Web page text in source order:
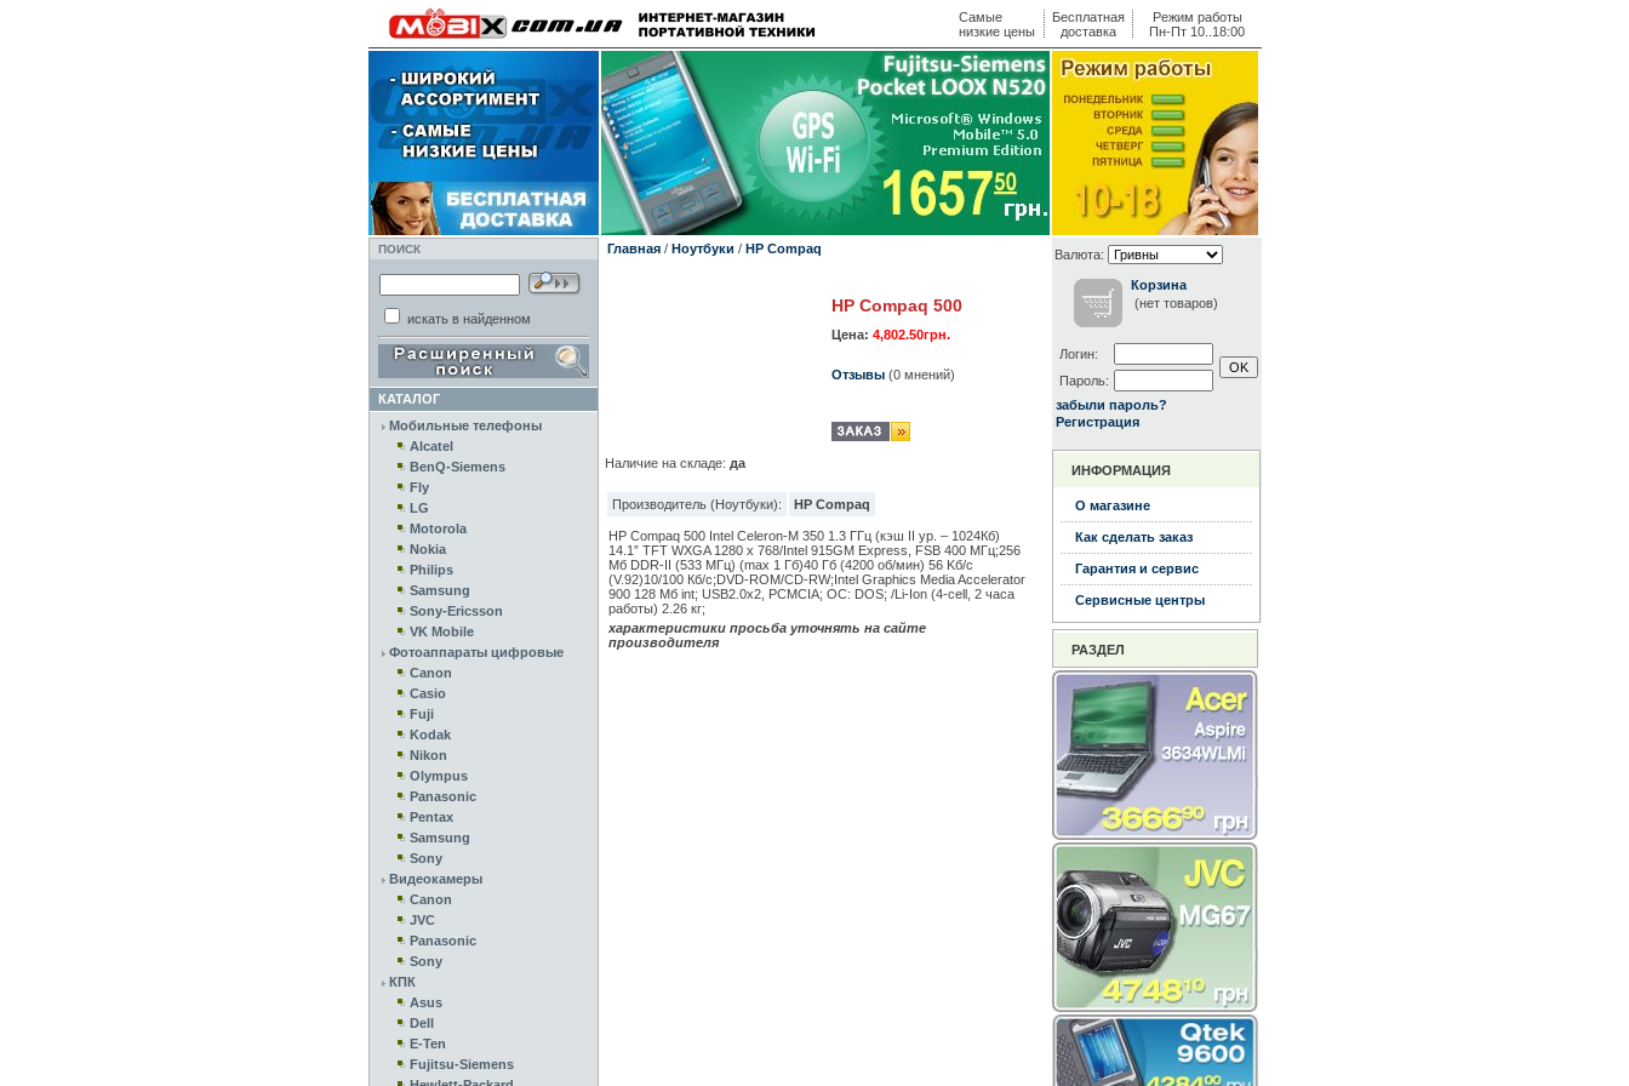
Самые
низкие цены
Бесплатная
доставка
Режим работы
Пн-Пт 10..18:00
ПОИСК
искать в найденном
КАТАЛОГ
Мобильные телефоны
Alcatel
BenQ-Siemens
Fly
LG
Motorola
Nokia
Philips
Samsung
Sony-Ericsson
VK Mobile
Фотоаппараты цифровые
Canon
Casio
Fuji
Kodak
Nikon
Olympus
Panasonic
Pentax
Samsung
Sony
Видеокамеры
Canon
JVC
Panasonic
Sony
КПК
Asus
Dell
E-Ten
Fujitsu-Siemens
Главная/ Ноутбуки / HP Compaq
HP Compaq 500
Цена: 4,802.50грн.
Отзывы(0 мнений)
Наличие на складе: да
Производитель (Ноутбуки): HP Compaq
HP Compaq 500 Intel Celeron-M 350 1.3 ГГц (кэш II ур. – 1024Кб)
14.1” TFT WXGA 1280 x 768/Intel 915GM Express, FSB 400 МГц;256
Mб DDR-II (533 МГц) (max 1 Гб)40 Гб (4200 об/мин) 56 Kб/с
(V.92)10/100 Кб/с;DVD-ROM/CD-RW;Intel Graphics Media Accelerator
900 128 Мб int; USB2.0x2, PCMCIA; ОС: DOS; /Li-Ion (4-cell, 2 часa
работы) 2.26 кг;
характеристики просьба уточнять на сайте
производителя
Валюта:
Корзина
(нет товаров)
Логин:
Пароль:
забыли пароль?
Регистрация
ИНФОРМАЦИЯ
О магазине
Как сделать заказ
Гарантия и сервис
Сервисные центры
РАЗДЕЛ